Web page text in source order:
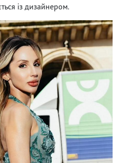
із дизайнером.